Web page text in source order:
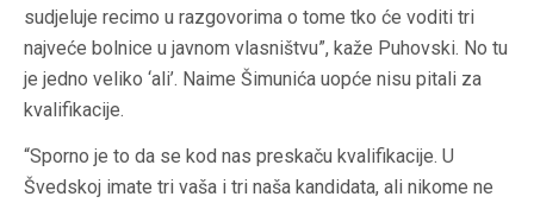
sudjeluje recimo u razgovorima o tome tko će voditi tri
najveće bolnice u javnom vlasništvu”, kaže Puhovski. No tu
je jedno veliko ‘ali’. Naime Šimunića uopće nisu pitali za
kvalifikacije.
“Sporno je to da se kod nas preskaču kvalifikacije. U
Švedskoj imate tri vaša i tri naša kandidata, ali nikome ne